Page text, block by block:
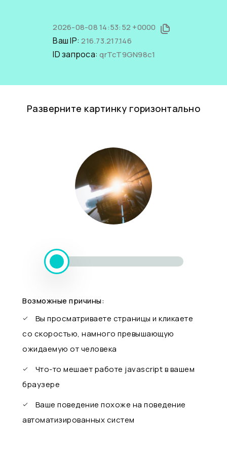
2026-08-08 14:53:52 +0000
Ваш IP:216.73.217.146
ID запроса:qrTcT9GN98c1
Разверните картинку горизонтально
Возможные причины:
Вы просматриваете страницы и кликаете
со скоростью, намного превышающую
ожидаемую от человека
Что-то мешает работе javascript в вашем
браузере
Ваше поведение похоже на поведение
автоматизированных систем